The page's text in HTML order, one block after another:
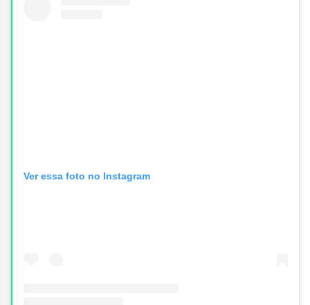
Ver essa foto no Instagram